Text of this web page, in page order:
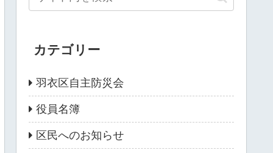
カテゴリー
羽衣区自主防災会
役員名簿
区民へのお知らせ